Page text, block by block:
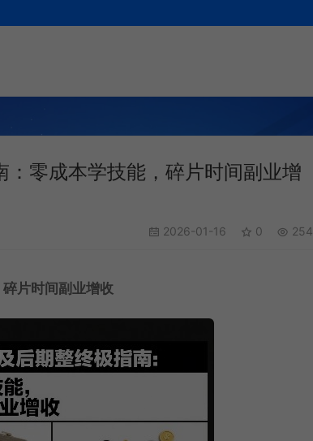
零成本学技能，碎片时间副业增
2026-01-16 0 254
片时间副业增收